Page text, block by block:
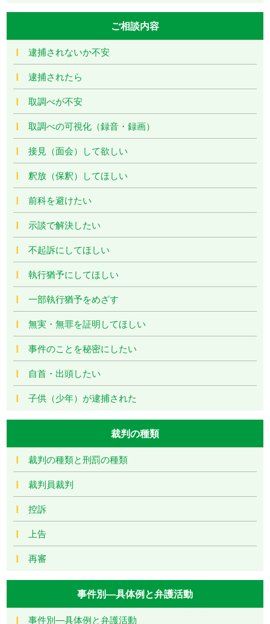
ご相談内容
逮捕されないか不安
逮捕されたら
取調べが不安
取調べの可視化（録音・録画）
接見（面会）して欲しい
釈放（保釈）してほしい
前科を避けたい
示談で解決したい
不起訴にしてほしい
執行猶予にしてほしい
一部執行猶予をめざす
無実・無罪を証明してほしい
事件のことを秘密にしたい
自首・出頭したい
子供（少年）が逮捕された
裁判の種類
裁判の種類と刑罰の種類
裁判員裁判
控訴
上告
再審
事件別―具体例と弁護活動
事件別―具体例と弁護活動